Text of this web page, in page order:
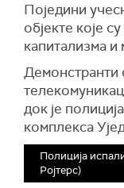
Поједини
објекте које
капитализма и
Демонстранти
док је
комплекса
Полиција
Ројтерс)